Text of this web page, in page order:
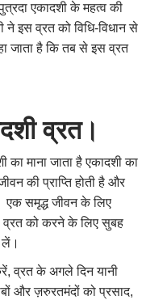
एकादशी के महत्व की
ने इस व्रत को विधि-विधान से
जाता है कि तब से इस व्रत
व्रत।
का माना जाता है एकादशी का
की प्राप्ति होती है और
एक समृद्ध जीवन के लिए
व्रत को करने के लिए सुबह
व्रत के अगले दिन यानी
और ज़रुरतमंदों को प्रसाद,